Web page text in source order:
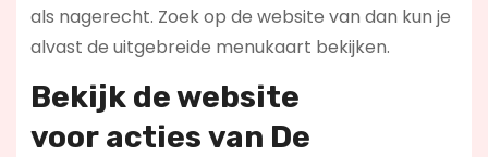
als nagerecht. Zoek op de website van dan kun je
alvast de uitgebreide menukaart bekijken.
Bekijk de website
voor acties van De